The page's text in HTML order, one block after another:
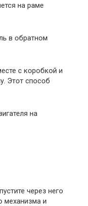
на раме
в обратном
с коробкой и
Этот способ
на
через него
механизма и